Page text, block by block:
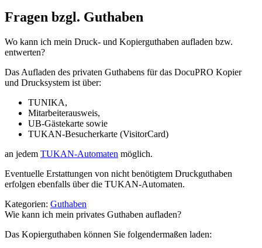
Fragen bzgl. Guthaben
Wo kann ich mein Druck- und Kopierguthaben aufladen bzw.
entwerten?
Das Aufladen des privaten Guthabens für das DocuPRO Kopier
und Drucksystem ist über:
TUNIKA,
Mitarbeiterausweis,
UB-Gästekarte sowie
TUKAN-Besucherkarte (VisitorCard)
an jedem TUKAN-Automaten möglich.
Eventuelle Erstattungen von nicht benötigtem Druckguthaben
erfolgen ebenfalls über die TUKAN-Automaten.
Kategorien: Guthaben
Wie kann ich mein privates Guthaben aufladen?
Das Kopierguthaben können Sie folgendermaßen laden: